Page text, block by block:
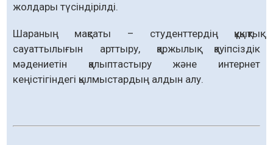
жолдары түсіндірілді.
Шараның мақсаты – студенттердің құқықтық
сауаттылығын арттыру, қаржылық қауіпсіздік
мәдениетін қалыптастыру және интернет
кеңістігіндегі қылмыстардың алдын алу.